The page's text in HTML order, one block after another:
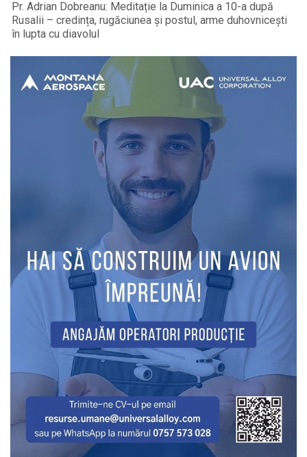
Pr. Adrian Dobreanu: Meditație la Duminica a 10-a după
Rusalii – credința, rugăciunea și postul, arme duhovnicești
în lupta cu diavolul